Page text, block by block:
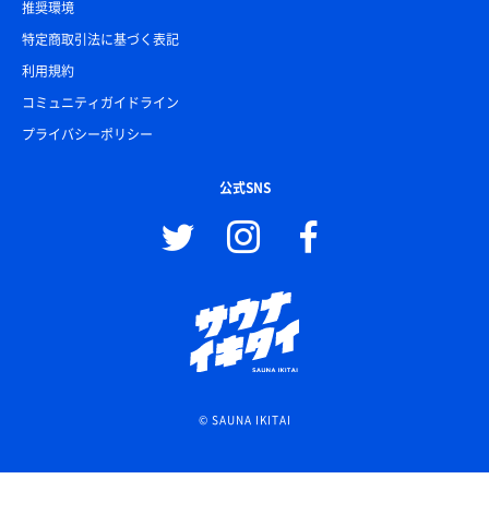
推奨環境
特定商取引法に基づく表記
利用規約
コミュニティガイドライン
プライバシーポリシー
公式SNS
© SAUNA IKITAI